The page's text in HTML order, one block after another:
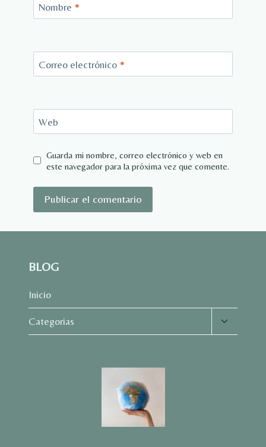
Nombre *
Correo electrónico *
Web
Guarda mi nombre, correo electrónico y web en
este navegador para la próxima vez que comente.
BLOG
Inicio
Categorias
Alternar
menú